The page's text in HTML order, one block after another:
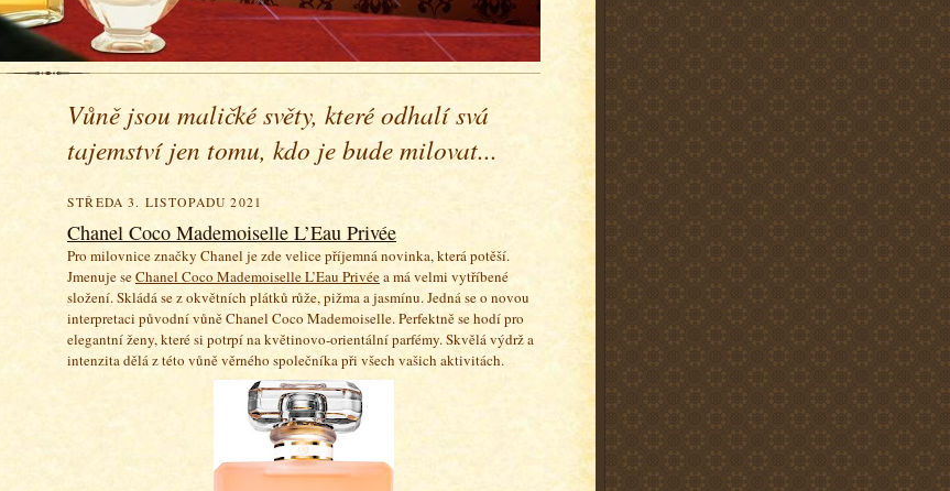
Vůně jsou maličké světy, které odhalí svá
tajemství jen tomu, kdo je bude milovat...
STŘEDA 3. LISTOPADU 2021
Chanel Coco Mademoiselle L’Eau Privée
Pro milovnice značky Chanel je zde velice příjemná novinka, která potěší.
Jmenuje seChanel Coco Mademoiselle L’Eau Privéea má velmi vytříbené
složení. Skládá se z okvětních plátků růže, pižma a jasmínu. Jedná se o novou
interpretaci původní vůně Chanel Coco Mademoiselle. Perfektně se hodí pro
elegantní ženy, které si potrpí na květinovo-orientální parfémy. Skvělá výdrž a
intenzita dělá z této vůně věrného společníka při všech vašich aktivitách.